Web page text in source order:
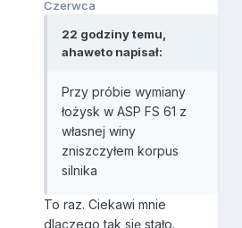
Czerwca
22 godziny temu,
ahaweto napisał:
Przy próbie wymiany
łożysk w ASP FS 61 z
własnej winy
zniszczyłem korpus
silnika
To raz. Ciekawi mnie
dlaczego tak się stało.